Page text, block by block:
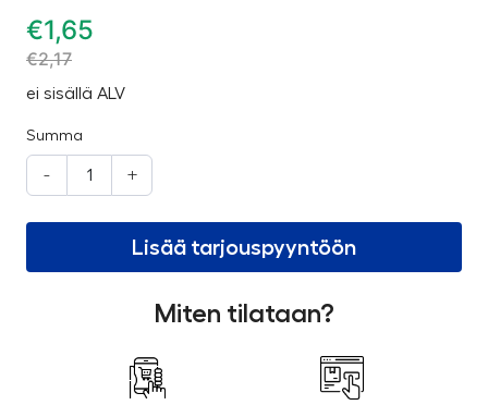
€1,65
€2,17
ei sisällä ALV
Summa
- +
Lisää tarjouspyyntöön
Miten tilataan?